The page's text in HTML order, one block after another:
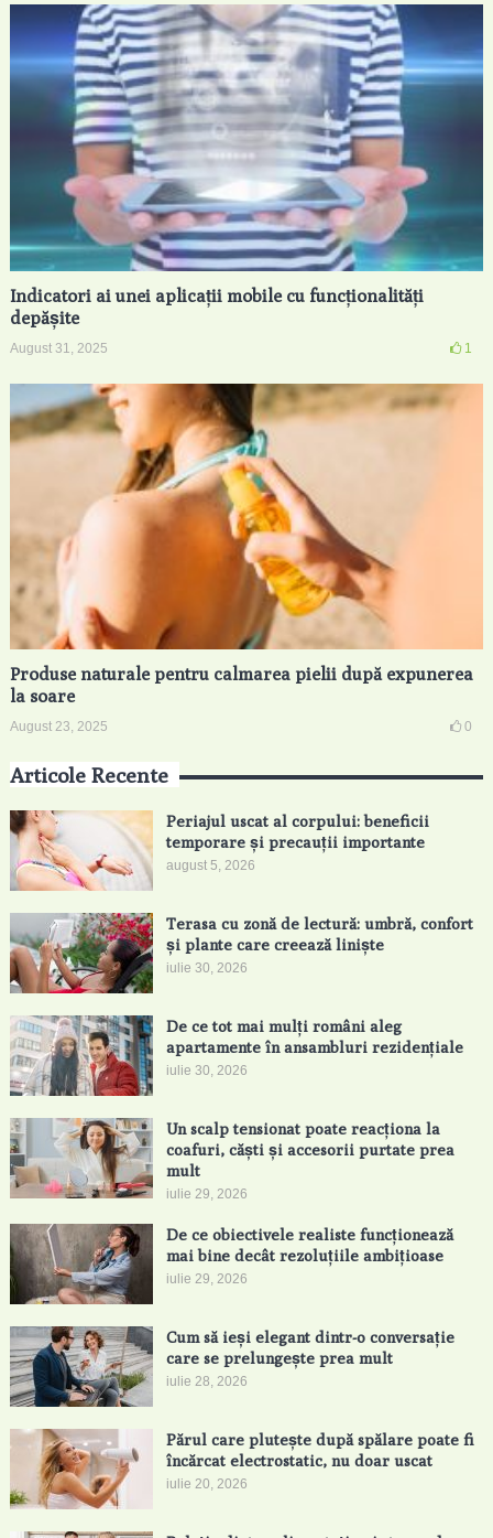
Indicatori ai unei aplicații mobile cu funcționalități
depășite
August 31, 2025 1
Produse naturale pentru calmarea pielii după expunerea
la soare
August 23, 2025 0
Articole Recente
Periajul uscat al corpului: beneficii
temporare și precauții importante
august 5, 2026
Terasa cu zonă de lectură: umbră, confort
și plante care creează liniște
iulie 30, 2026
De ce tot mai mulți români aleg
apartamente în ansambluri rezidențiale
iulie 30, 2026
Un scalp tensionat poate reacționa la
coafuri, căști și accesorii purtate prea
mult
iulie 29, 2026
De ce obiectivele realiste funcționează
mai bine decât rezoluțiile ambițioase
iulie 29, 2026
Cum să ieși elegant dintr-o conversație
care se prelungește prea mult
iulie 28, 2026
Părul care plutește după spălare poate fi
încărcat electrostatic, nu doar uscat
iulie 20, 2026